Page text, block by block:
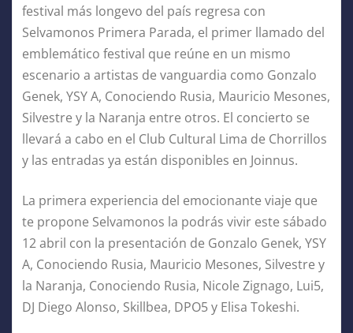
festival más longevo del país regresa con
Selvamonos Primera Parada, el primer llamado del
emblemático festival que reúne en un mismo
escenario a artistas de vanguardia como Gonzalo
Genek, YSY A, Conociendo Rusia, Mauricio Mesones,
Silvestre y la Naranja entre otros. El concierto se
llevará a cabo en el Club Cultural Lima de Chorrillos
y las entradas ya están disponibles en Joinnus.
La primera experiencia del emocionante viaje que
te propone Selvamonos la podrás vivir este sábado
12 abril con la presentación de Gonzalo Genek, YSY
A, Conociendo Rusia, Mauricio Mesones, Silvestre y
la Naranja, Conociendo Rusia, Nicole Zignago, Lui5,
DJ Diego Alonso, Skillbea, DPO5 y Elisa Tokeshi.